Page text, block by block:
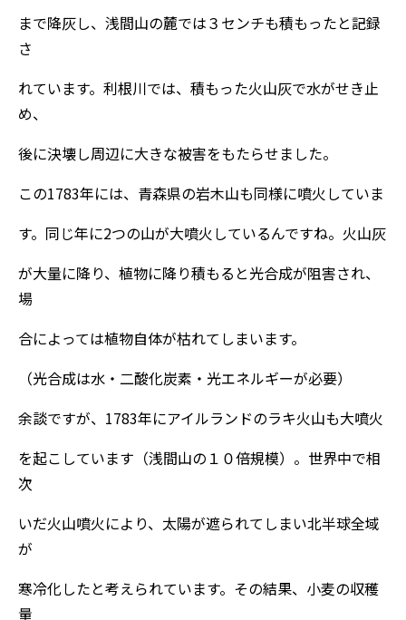
まで降灰し、浅間山の麓では３センチも積もったと記録
さ
れています。利根川では、積もった火山灰で水がせき止
め、
後に決壊し周辺に大きな被害をもたらせました。
この1783年には、青森県の岩木山も同様に噴火していま
す。同じ年に2つの山が大噴火しているんですね。火山灰
が大量に降り、植物に降り積もると光合成が阻害され、
場
合によっては植物自体が枯れてしまいます。
（光合成は水・二酸化炭素・光エネルギーが必要）
余談ですが、1783年にアイルランドのラキ火山も大噴火
を起こしています（浅間山の１０倍規模）。世界中で相
次
いだ火山噴火により、太陽が遮られてしまい北半球全域
が
寒冷化したと考えられています。その結果、小麦の収穫
量